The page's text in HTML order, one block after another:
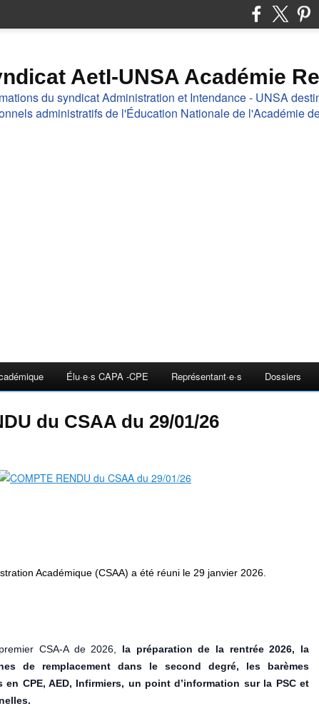
AetI-UNSA Académie
du syndicat Administration et Intendance - UNSA
administratifs de l'Éducation Nationale de l'Académie
Élu·e·s CAPA -CPE Représentant·e·s Dossiers
du CSAA du 29/01/26
Académique (CSAA) a été réuni le 29 janvier 2026
CSA-A de 2026, la préparation de la rentrée 2026, la
de remplacement dans le second degré, les barèmes
en CPE, AED, Infirmiers, un point d’information sur la PSC et